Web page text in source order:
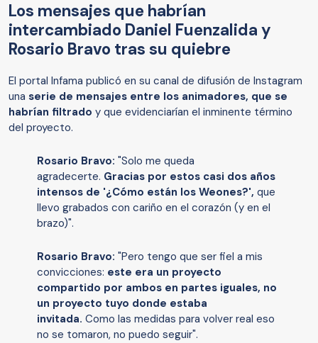
Los mensajes que habrían
intercambiado Daniel Fuenzalida y
Rosario Bravo tras su quiebre
El portal Infama publicó en su canal de difusión de Instagram
una serie de mensajes entre los animadores, que se
habrían filtrado y que evidenciarían el inminente término
del proyecto.
Rosario Bravo: "Solo me queda
agradecerte. Gracias por estos casi dos años
intensos de '¿Cómo están los Weones?', que
llevo grabados con cariño en el corazón (y en el
brazo)".
Rosario Bravo: "Pero tengo que ser fiel a mis
convicciones: este era un proyecto
compartido por ambos en partes iguales, no
un proyecto tuyo donde estaba
invitada. Como las medidas para volver real eso
no se tomaron, no puedo seguir".